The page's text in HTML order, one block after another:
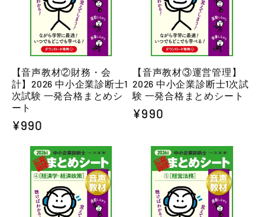
【音声教材②財務・会
計】2026 中小企業診断士1
次試験 一発合格まとめシ
ート
通
¥990
【音声教材③運営管理】
2026 中小企業診断士1次試
験 一発合格まとめシート
通
¥990